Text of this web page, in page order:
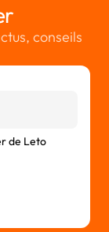
conseils
de Leto